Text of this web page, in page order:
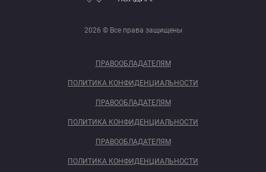
2026 © Все права защищены
ПРАВООБЛАДАТЕЛЯМ
ПОЛИТИКА КОНФИДЕНЦИАЛЬНОСТИ
ПРАВООБЛАДАТЕЛЯМ
ПОЛИТИКА КОНФИДЕНЦИАЛЬНОСТИ
ПРАВООБЛАДАТЕЛЯМ
ПОЛИТИКА КОНФИДЕНЦИАЛЬНОСТИ